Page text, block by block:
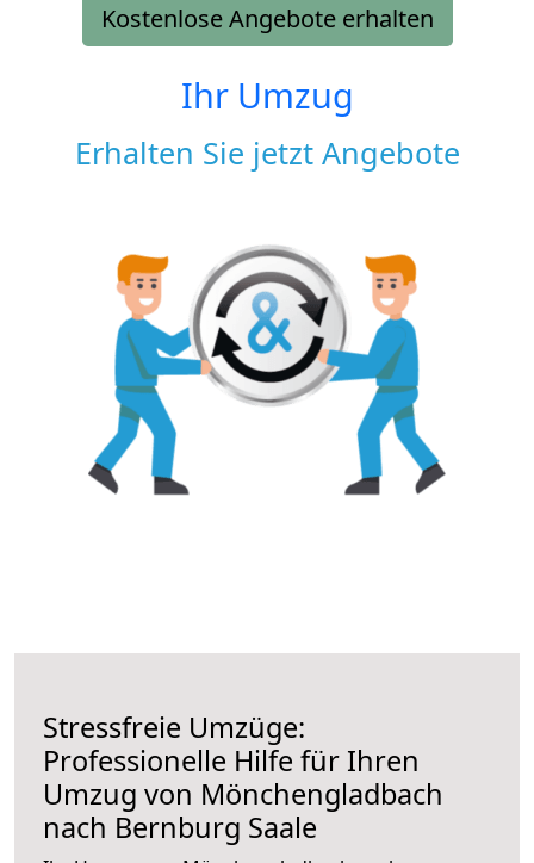
Kostenlose Angebote erhalten
Ihr Umzug
Erhalten Sie jetzt Angebote
Stressfreie Umzüge:
Professionelle Hilfe für Ihren
Umzug von Mönchengladbach
nach Bernburg Saale